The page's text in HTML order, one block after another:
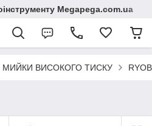
Megapega.com.ua
МИЙКИ ВИСОКОГО ТИСКУ